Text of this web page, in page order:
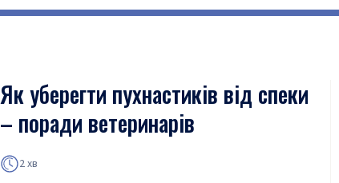
Як уберегти пухнастиків від спеки
– поради ветеринарів
2 хв